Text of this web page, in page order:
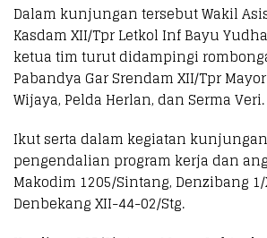
Dalam kunjungan tersebut Wakil
Kasdam XII/Tpr Letkol Inf Bayu
ketua tim turut didampingi
Pabandya Gar Srendam XII/Tpr
Wijaya, Pelda Herlan, dan Serma Veri.
Ikut serta dalam kegiatan
pengendalian program kerja dan
Makodim 1205/Sintang, Denzibang
Denbekang XII-44-02/Stg.